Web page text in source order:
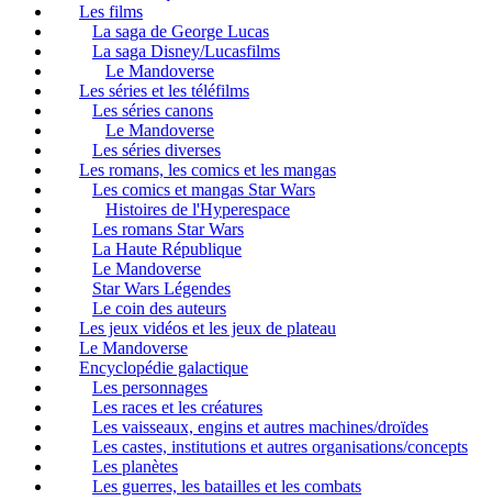
Les films
La saga de George Lucas
La saga Disney/Lucasfilms
Le Mandoverse
Les séries et les téléfilms
Les séries canons
Le Mandoverse
Les séries diverses
Les romans, les comics et les mangas
Les comics et mangas Star Wars
Histoires de l'Hyperespace
Les romans Star Wars
La Haute République
Le Mandoverse
Star Wars Légendes
Le coin des auteurs
Les jeux vidéos et les jeux de plateau
Le Mandoverse
Encyclopédie galactique
Les personnages
Les races et les créatures
Les vaisseaux, engins et autres machines/droïdes
Les castes, institutions et autres organisations/concepts
Les planètes
Les guerres, les batailles et les combats